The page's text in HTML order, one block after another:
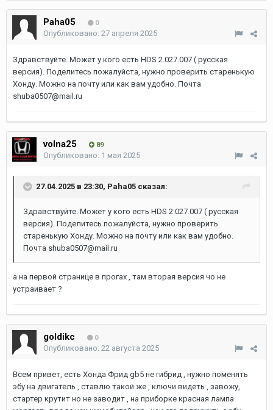
Paha05 0
Опубликовано: 27 апреля 2025
Здравствуйте. Может у кого есть HDS 2.027.007 ( русская
версия). Поделитесь пожалуйста, нужно проверить старенькую
Хонду. Можно на почту или как вам удобно. Почта
shuba0507@mail.ru
volna25 89
Опубликовано: 1 мая 2025
27.04.2025 в 23:30, Paha05 сказал:
Здравствуйте. Может у кого есть HDS 2.027.007 ( русская
версия). Поделитесь пожалуйста, нужно проверить
старенькую Хонду. Можно на почту или как вам удобно.
Почта shuba0507@mail.ru
а на первой странице в прогах , там вторая версия чо не
устраивает ?
goldikc 0
Опубликовано: 22 августа 2025
Всем привет, есть Хонда Фрид gb5 не гибрид , нужно поменять
эбу на двигатель , ставлю такой же , ключи видеть , завожу,
стартер крутит но не заводит , на приборке красная лампа